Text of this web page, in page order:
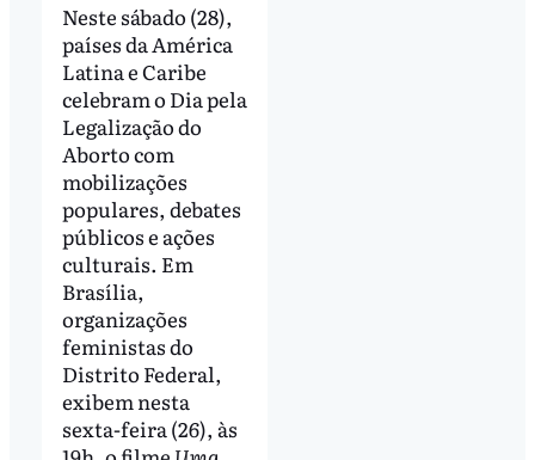
Neste sábado (28),
países da América
Latina e Caribe
celebram o Dia pela
Legalização do
Aborto com
mobilizações
populares, debates
públicos e ações
culturais. Em
Brasília,
organizações
feministas do
Distrito Federal,
exibem nesta
sexta-feira (26), às